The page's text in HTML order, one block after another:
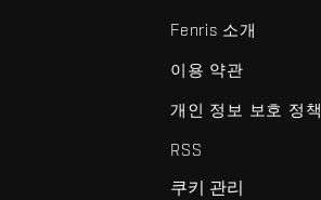
Fenris 소개
이용 약관
개인 정보 보호 정책
RSS
쿠키 관리